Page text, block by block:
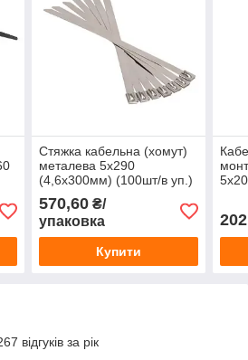
Стяжка кабельна (хомут)
металева 5х290
(4,6х300мм) (100шт/в уп.)
570,60₴/
упаковка
Купити
відгуків за рік